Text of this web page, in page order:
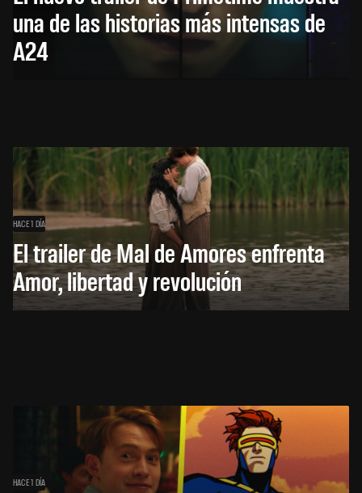
una de las historias más intensas de
A24
HACE 1 DÍA
El trailer de Mal de Amores enfrenta
Amor, libertad y revolución
HACE 1 DÍA